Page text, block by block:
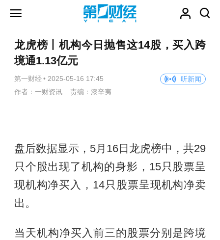
龙虎榜丨机构今日抛售这14股，买入跨
境通1.13亿元
第一财经 • 2025-05-16 17:45
听新闻
作者：一财资讯 责编：漆辛夷
盘后数据显示，5月16日龙虎榜中，共29
只个股出现了机构的身影，15只股票呈
现机构净买入，14只股票呈现机构净卖
出。
当天机构净买入前三的股票分别是跨境